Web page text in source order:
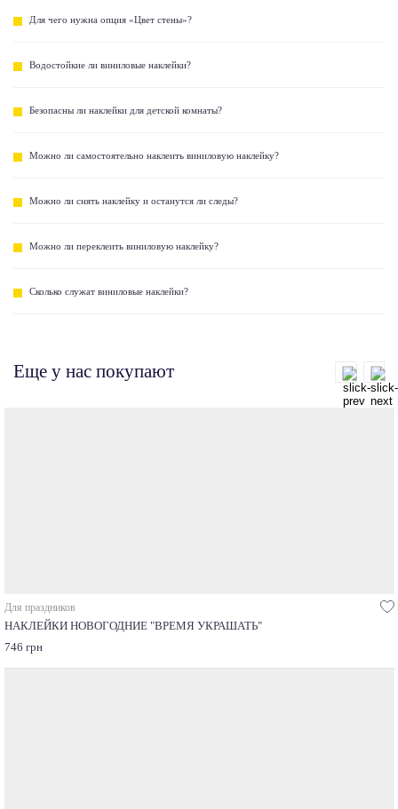
Для чего нужна опция «Цвет стены»?
Водостойкие ли виниловые наклейки?
Безопасны ли наклейки для детской комнаты?
Можно ли самостоятельно наклеить виниловую наклейку?
Можно ли снять наклейку и останутся ли следы?
Можно ли переклеить виниловую наклейку?
Сколько служат виниловые наклейки?
Еще у нас покупают
Для праздников
НАКЛЕЙКИ НОВОГОДНИЕ "ВРЕМЯ УКРАШАТЬ"
746 грн